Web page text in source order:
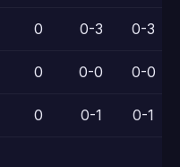
0 0-3 0-3
0 0-0 0-0
0 0-1 0-1